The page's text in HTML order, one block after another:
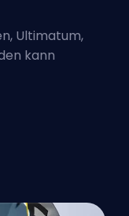
Ultimatum,
kann